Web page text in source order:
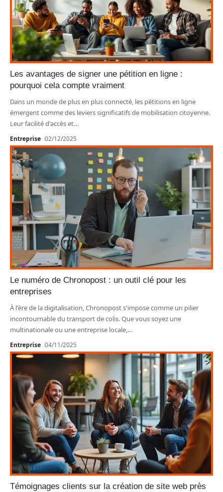
Les avantages de signer une pétition en ligne :
pourquoi cela compte vraiment
Dans un monde de plus en plus connecté, les pétitions en ligne
émergent comme des leviers significatifs de mobilisation citoyenne.
Leur facilité d'accès et…
Entreprise 02/12/2025
Le numéro de Chronopost : un outil clé pour les
entreprises
À l'ère de la digitalisation, Chronopost s'impose comme un pilier
incontournable du transport de colis. Que vous soyez une
multinationale ou une entreprise locale,…
Entreprise 04/11/2025
Témoignages clients sur la création de site web près